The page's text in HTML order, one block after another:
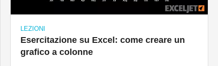
LEZIONI
Esercitazione su Excel: come creare un
grafico a colonne